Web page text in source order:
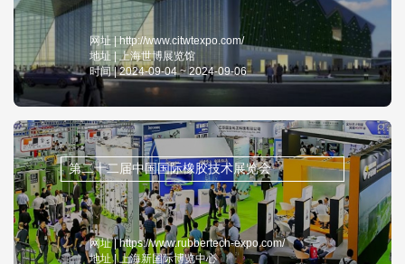
网址 | http://www.citwtexpo.com/
地址 | 上海世博展览馆
时间 | 2024-09-04 ~ 2024-09-06
第二十二届中国国际橡胶技术展览会
网址 | https://www.rubbertech-expo.com/
地址 | 上海新国际博览中心